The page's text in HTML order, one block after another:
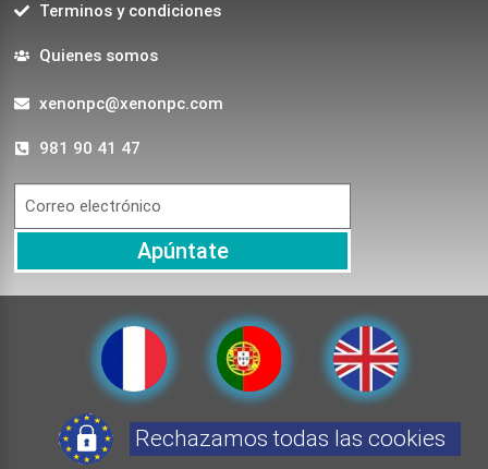
Terminos y condiciones
Quienes somos
xenonpc@xenonpc.com
981 90 41 47
Apúntate
Rechazamos todas las cookies